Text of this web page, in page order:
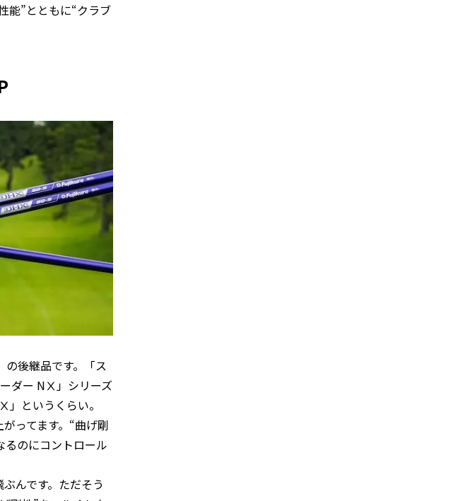
能”とともに“クラブ
後継品です。「ス
ダー NⅩ」シリーズ
というくらい。
ってます。“曲げ剛
るのにコントロール
んです。ただそう